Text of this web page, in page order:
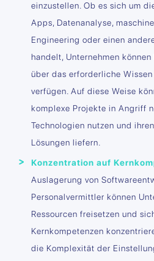
einzustellen. Ob es sich um
Apps, Datenanalyse,
Engineering oder einen
handelt, Unternehmen
über das erforderliche
verfügen. Auf diese Weise
komplexe Projekte in Angriff
Technologien nutzen und
Lösungen liefern.
Konzentration auf
Auslagerung von
Personalvermittler können
Ressourcen freisetzen und
Kernkompetenzen
die Komplexität der